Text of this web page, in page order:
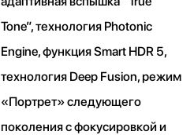
Tone”, технология Photonic
Engine, функция Smart HDR 5,
технология Deep Fusion, режим
«Портрет» следующего
поколения с фокусировкой и